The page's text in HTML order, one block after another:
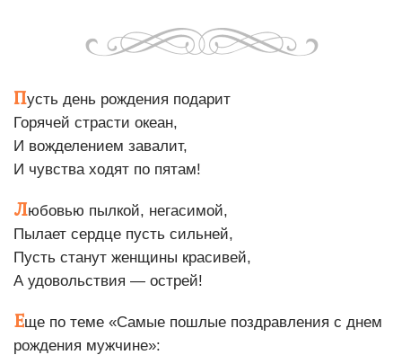
Пусть день рождения подарит
Горячей страсти океан,
И вожделением завалит,
И чувства ходят по пятам!
Любовью пылкой, негасимой,
Пылает сердце пусть сильней,
Пусть станут женщины красивей,
А удовольствия — острей!
Еще по теме «Самые пошлые поздравления с днем
рождения мужчине»: